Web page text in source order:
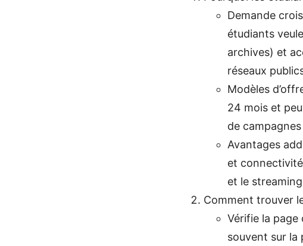
Demande
étudiants
archives) et
réseaux
Modèles
24 mois et
de
Avantages
et
et le
Comment trouver
Vérifie la
souvent sur la